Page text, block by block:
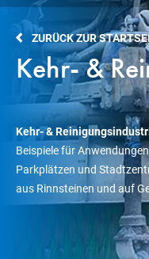
ZURÜCK ZUR
Kehr- &
Kehr- &
Beispiele für
Parkplätzen und
aus Rinnsteinen und auf